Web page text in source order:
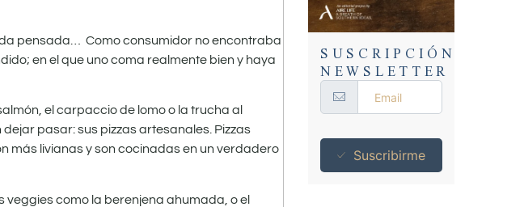
pensada… Como consumidor no encontraba
en el que uno coma realmente bien y haya
el carpaccio de lomo o la trucha al
pasar: sus pizzas artesanales. Pizzas
más livianas y son cocinadas en un verdadero
como la berenjena ahumada, o el
SUSCRIPCIÓN
NEWSLETTER
Suscribirme